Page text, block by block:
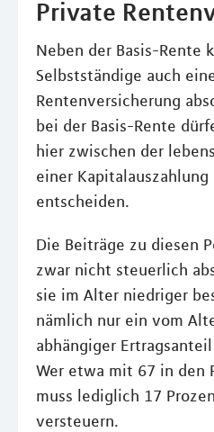
Private
Neben der Basis-Rente
Selbstständige auch
Rentenversicherung
bei der Basis-Rente
hier zwischen der
einer
entscheiden.
Die Beiträge zu diesen
zwar nicht steuerlich
sie im Alter niedriger
nämlich nur ein vom
abhängiger
Wer etwa mit 67 in den
muss lediglich 17
versteuern.